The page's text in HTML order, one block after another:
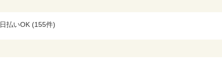
日払いOK (155件)